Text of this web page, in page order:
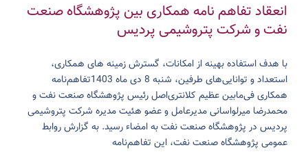
انعقاد تفاهم نامه همکاری بین پژوهشگاه صنعت
نفت و شرکت پتروشیمی پردیس
با هدف استفاده بهینه از امکانات، گسترش زمینه های همکاری،
استعداد و توانایی‌های طرفین، شنبه 8 دی ماه 1403تفاهم‌نامه
همکاری فی‌ما‌بین عظیم کلانتری‌اصل رئیس پژوهشگاه صنعت نفت و
محمدرضا میرلواسانی مدیرعامل و عضو هئیت مدیره شرکت پتروشیمی
پردیس در پژوهشگاه صنعت نفت به امضاء رسید. به گزارش روابط
عمومی پژوهشگاه صنعت نفت، این تفاهم‌نامه